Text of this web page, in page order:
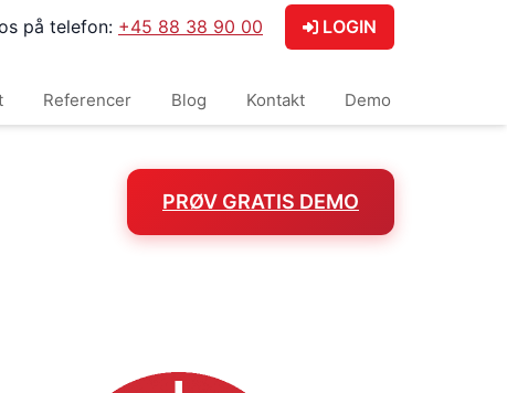
på telefon: +45 88 38 90 00 LOGIN
Referencer Blog Kontakt Demo
PRØV GRATIS DEMO